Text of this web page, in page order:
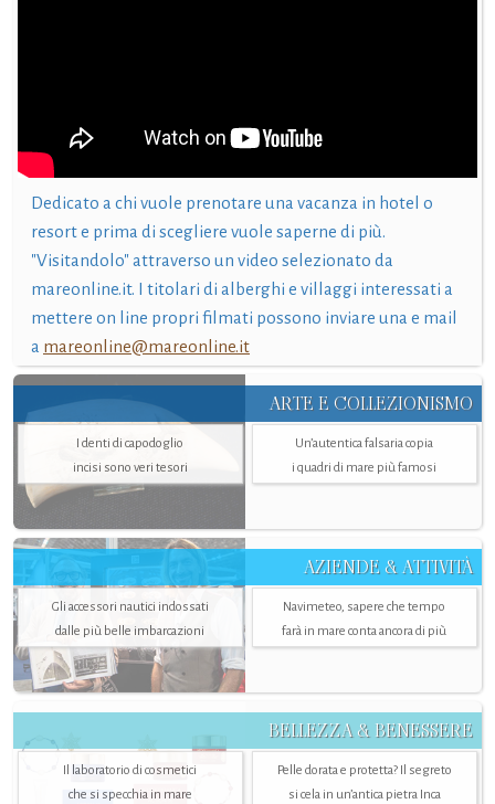
Dedicato a chi vuole prenotare una vacanza in hotel o
resort e prima di scegliere vuole saperne di più.
"Visitandolo" attraverso un video selezionato da
mareonline.it. I titolari di alberghi e villaggi interessati a
mettere on line propri filmati possono inviare una e mail
a mareonline@mareonline.it
ARTE E COLLEZIONISMO
I denti di capodoglio
incisi sono veri tesori
Un’autentica falsaria copia
i quadri di mare più famosi
AZIENDE & ATTIVITÀ
Gli accessori nautici indossati
dalle più belle imbarcazioni
Navimeteo, sapere che tempo
farà in mare conta ancora di più
BELLEZZA & BENESSERE
Il laboratorio di cosmetici
che si specchia in mare
Pelle dorata e protetta? Il segreto
si cela in un’antica pietra Inca